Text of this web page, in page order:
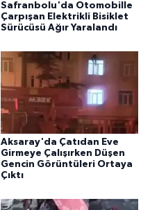
Safranbolu'da Otomobille
Çarpışan Elektrikli Bisiklet
Sürücüsü Ağır Yaralandı
Aksaray'da Çatıdan Eve
Girmeye Çalışırken Düşen
Gencin Görüntüleri Ortaya
Çıktı